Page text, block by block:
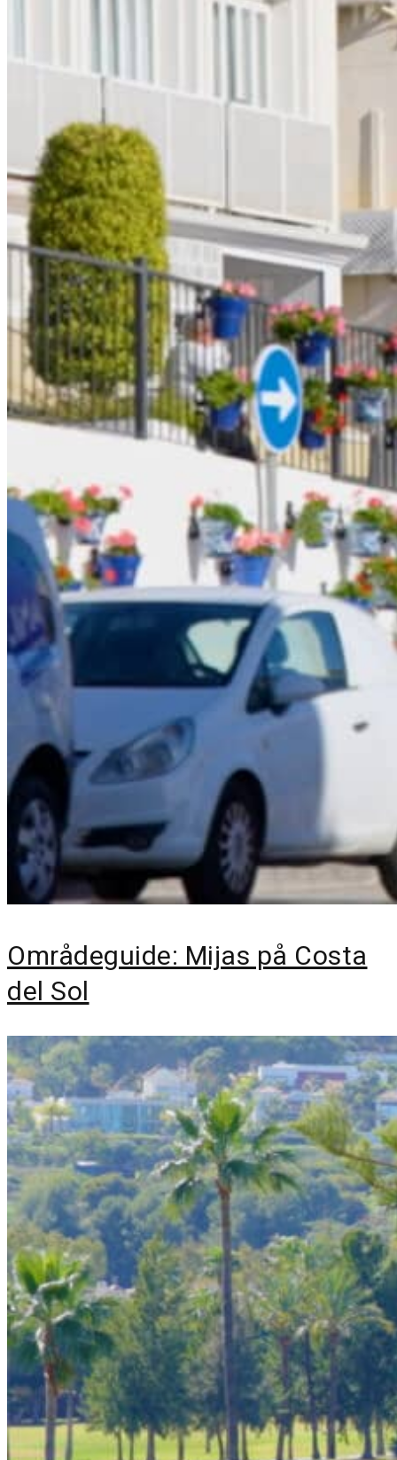
Områdeguide: Mijas på Costa
del Sol